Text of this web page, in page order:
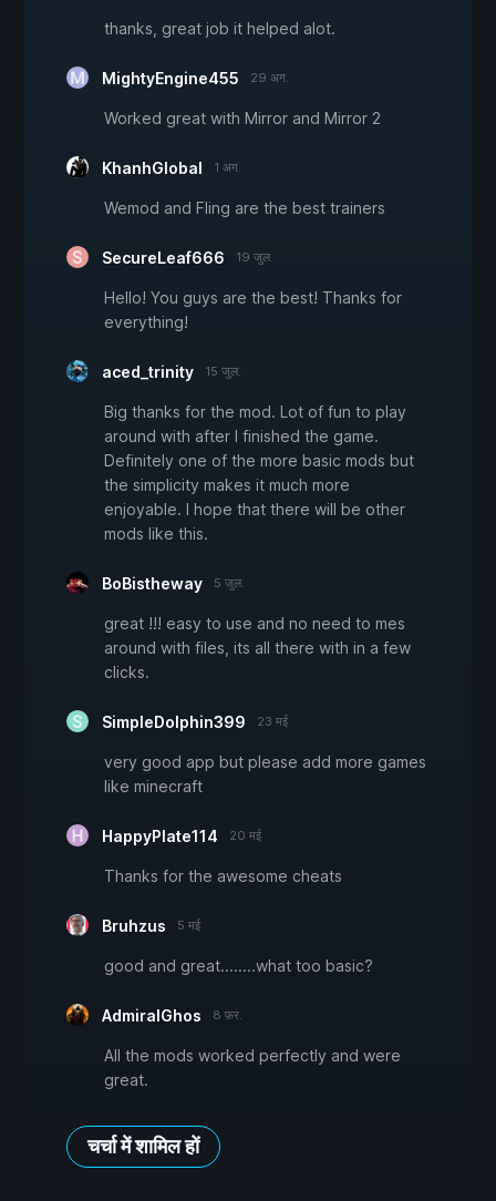
thanks, great job it helped alot.
MightyEngine455 29 अग.
Worked great with Mirror and Mirror 2
KhanhGlobal 1 अग.
Wemod and Fling are the best trainers
SecureLeaf666 19 जुल.
Hello! You guys are the best! Thanks for
everything!
aced_trinity 15 जुल.
Big thanks for the mod. Lot of fun to play
around with after I finished the game.
Definitely one of the more basic mods but
the simplicity makes it much more
enjoyable. I hope that there will be other
mods like this.
BoBistheway 5 जुल.
great !!! easy to use and no need to mes
around with files, its all there with in a few
clicks.
SimpleDolphin399 23 मई
very good app but please add more games
like minecraft
HappyPlate114 20 मई
Thanks for the awesome cheats
Bruhzus 5 मई
good and great........what too basic?
AdmiralGhos 8 फ़र.
All the mods worked perfectly and were
great.
चर्चा में शामिल हों